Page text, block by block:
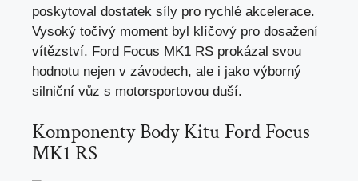
poskytoval dostatek síly pro rychlé akcelerace.
Vysoký točivý moment byl klíčový pro dosažení
vítězství. Ford Focus MK1 RS prokázal svou
hodnotu nejen v závodech, ale i jako výborný
silniční vůz s motorsportovou duší.
Komponenty Body Kitu Ford Focus
MK1 RS